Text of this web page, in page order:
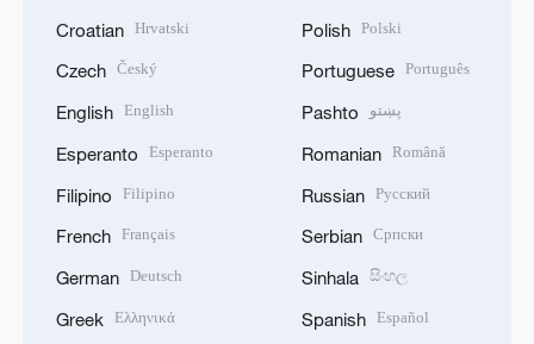
Croatian Hrvatski
Czech Český
English English
Esperanto Esperanto
Filipino Filipino
French Français
German Deutsch
Greek Ελληνικά
Polish Polski
Portuguese Português
Pashto پښتو
Romanian Română
Russian Русский
Serbian Српски
Sinhala සිංහල
Spanish Español